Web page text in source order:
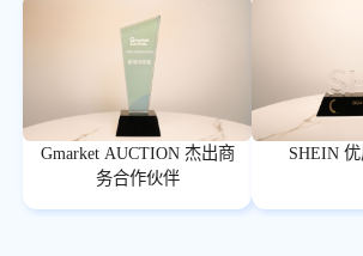
Gmarket AUCTION 杰出商
务合作伙伴
SHEIN